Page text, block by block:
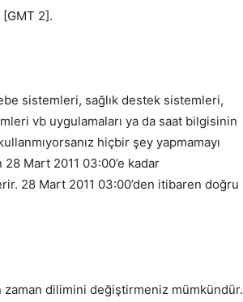
2].
sistemleri, sağlık destek sistemleri,
vb uygulamaları ya da saat bilgisinin
hiçbir şey yapmamayı
Mart 2011 03:00’e kadar
28 Mart 2011 03:00’den itibaren doğru
zaman dilimini değiştirmeniz mümkündür.